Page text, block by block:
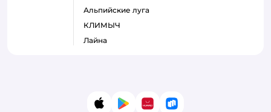
Альпийские луга
КЛИМЫЧ
Лайна
App StoreGoogle Play
AppGallery
RuStore